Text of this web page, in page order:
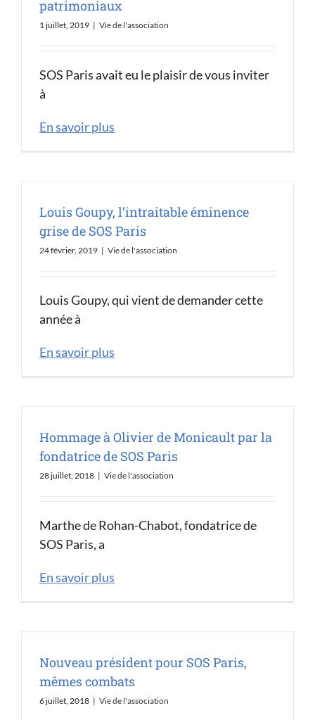
patrimoniaux
1 juillet, 2019 | Vie de l'association
SOS Paris avait eu le plaisir de vous inviter
à
En savoir plus
Louis Goupy, l’intraitable éminence
grise de SOS Paris
24 février, 2019 | Vie de l'association
Louis Goupy, qui vient de demander cette
année à
En savoir plus
Hommage à Olivier de Monicault par la
fondatrice de SOS Paris
28 juillet, 2018 | Vie de l'association
Marthe de Rohan-Chabot, fondatrice de
SOS Paris, a
En savoir plus
Nouveau président pour SOS Paris,
mêmes combats
6 juillet, 2018 | Vie de l'association